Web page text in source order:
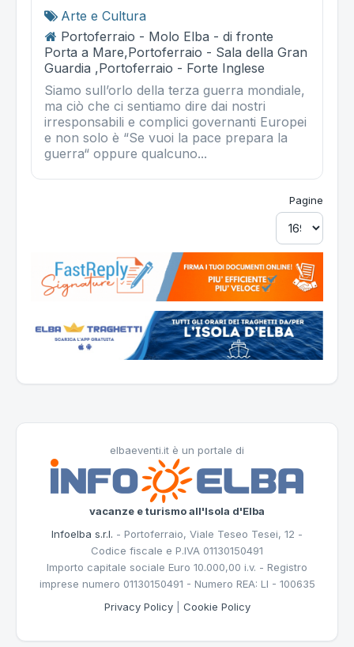
Arte e Cultura
Portoferraio - Molo Elba - di fronte
Porta a Mare,Portoferraio - Sala della Gran
Guardia ,Portoferraio - Forte Inglese
Siamo sull’orlo della terza guerra mondiale,
ma ciò che ci sentiamo dire dai nostri
irresponsabili e complici governanti Europei
e non solo è “Se vuoi la pace prepara la
guerra“ oppure qualcuno...
Pagine
elbaeventi.it è un portale di
vacanze e turismo all'Isola d'Elba
Infoelba s.r.l. - Portoferraio, Viale Teseo Tesei, 12 -
Codice fiscale e P.IVA 01130150491
Importo capitale sociale Euro 10.000,00 i.v. - Registro
imprese numero 01130150491 - Numero REA: LI - 100635
Privacy Policy| Cookie Policy